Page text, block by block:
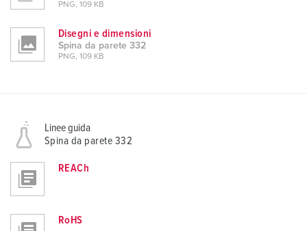
PNG, 109 KB
Disegni e dimensioni
Spina da parete 332
PNG, 109 KB
Linee guida
Spina da parete 332
REACh
RoHS